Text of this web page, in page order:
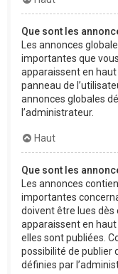
Que sont les
Les annonces
importantes que
apparaissent en
panneau de
annonces globales
l’administrateur.
Haut
Que sont les
Les annonces
importantes
doivent être lues dès
apparaissent en
elles sont publiées.
possibilité de publier
définies par